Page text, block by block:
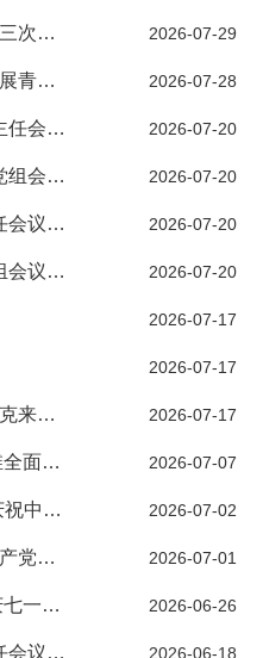
省十四届人大常委会第二十三次会议举行吴晓军主持第一次全体会议 2026-07-29
王东明副委员长率队来青开展青藏高原生态保护法执法检查 2026-07-28
[青海新闻网]省人大常委会主任会议召开 2026-07-20
[青海新闻网]省人大常委会党组会议召开 2026-07-20
[青海日报]省人大常委会主任会议召开 2026-07-20
[青海日报]省人大常委会党组会议召开 2026-07-20
2026-07-17
2026-07-17
全国人大常委会副委员长雪克来提·扎克尔率调研组来青开展专题调研吴晓军主持座谈会 2026-07-17
坚持守正创新 树牢系统思维全面提升代表建议办理工作质效 2026-07-07
省人大机关集中组织收看“庆祝中国共产党成立105周年大会”实况直播 2026-07-02
省人大机关召开庆祝中国共产党成立105周年暨“七一”表彰大会 2026-07-01
殷殷关怀暖人心 浓浓情意庆七一——省人大常委会省级党员领导干部开展慰问活动 2026-06-26
[青海日报]省人大常委会主任会议召开 2026-06-18